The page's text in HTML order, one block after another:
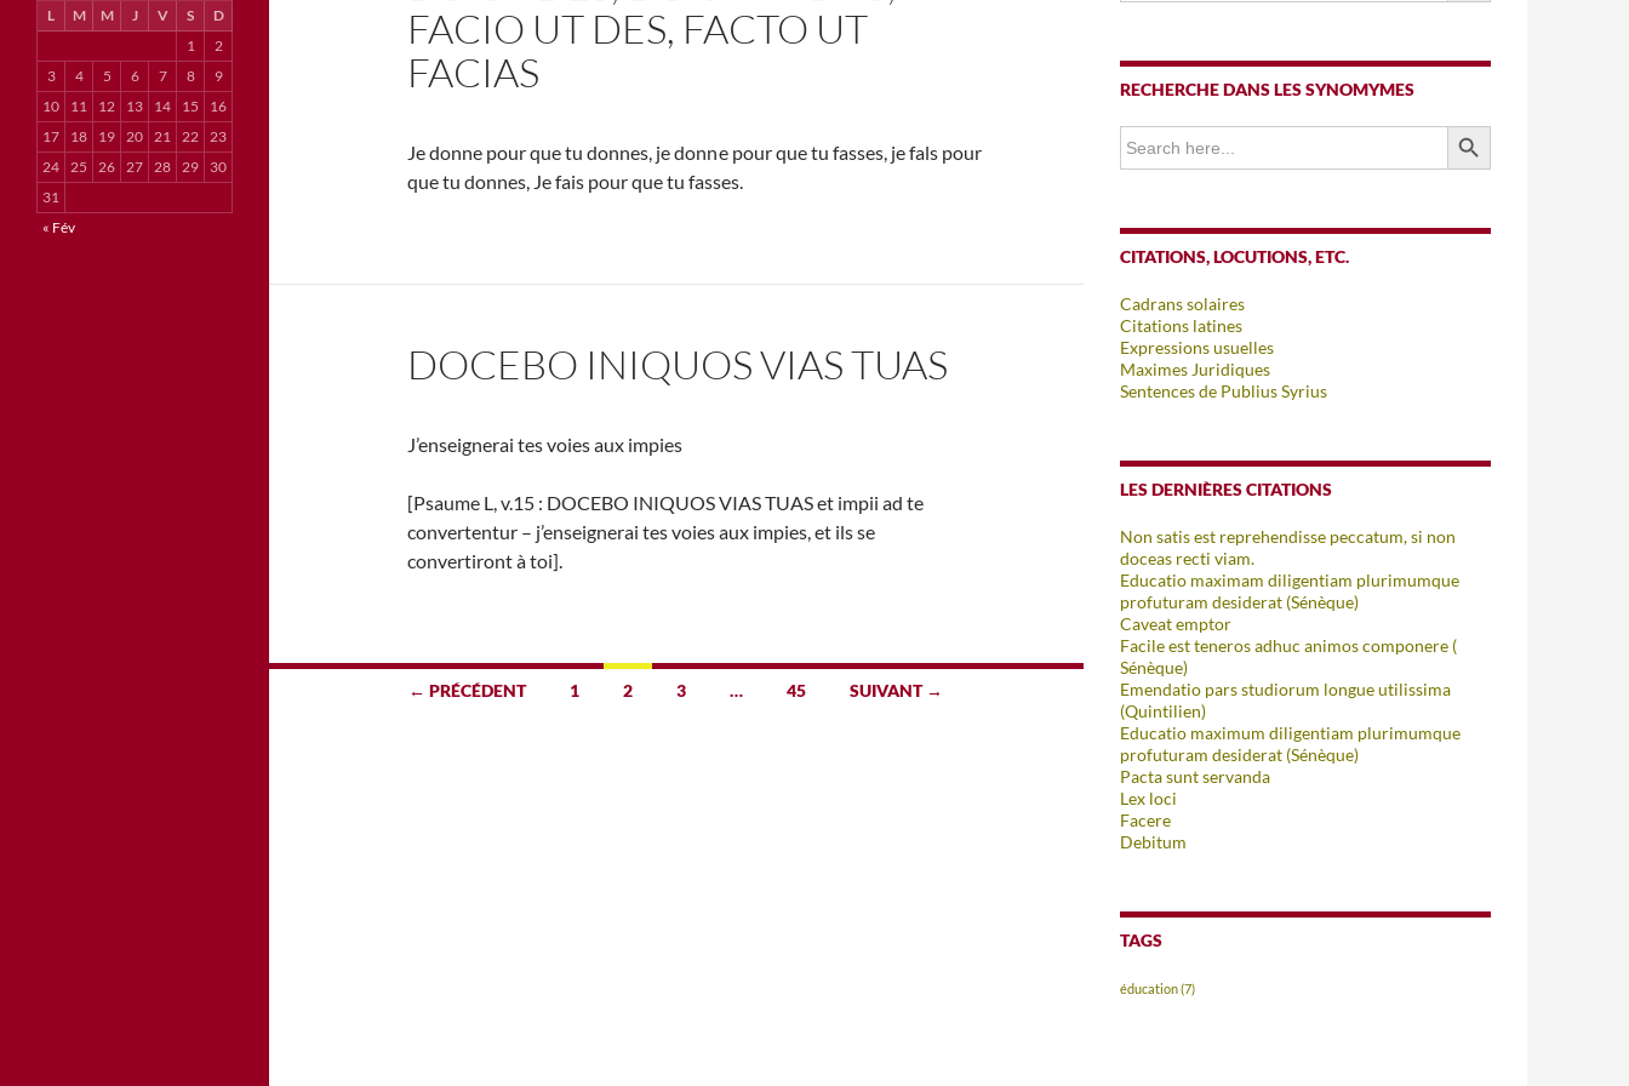
FACIO UT DES, FACTO UT
FACIAS
Je donne pour que tu donnes, je donne pour que tu fasses, je fals pour
que tu donnes, Je fais pour que tu fasses.
DOCEBO INIQUOS VIAS TUAS
J’enseignerai tes voies aux impies
[Psaume L, v.15 : DOCEBO INIQUOS VIAS TUAS et impii ad te
convertentur – j’enseignerai tes voies aux impies, et ils se
convertiront à toi].
Navigation← PRÉCÉDENT 1 2 3 … 45 SUIVANT →
RECHERCHE DANS LES SYNOMYMES
Search
for:
SEARCH BUTTON
CITATIONS, LOCUTIONS, ETC.
Cadrans solaires
Citations latines
Expressions usuelles
Maximes Juridiques
Sentences de Publius Syrius
LES DERNIÈRES CITATIONS
Non satis est reprehendisse peccatum, si non
doceas recti viam.
Educatio maximam diligentiam plurimumque
profuturam desiderat (Sénèque)
Caveat emptor
Facile est teneros adhuc animos componere (
Sénèque)
Emendatio pars studiorum longue utilissima
(Quintilien)
Educatio maximum diligentiam plurimumque
profuturam desiderat (Sénèque)
Pacta sunt servanda
Lex loci
Facere
Debitum
TAGS
éducation(7)
L M M J V S
D
1
2
3
4 5 6 7 8
9
10
11 12 13 14 15
16
17
18 19 20 21 22 23
24 25 26 27 28 29
30
31
« Fév